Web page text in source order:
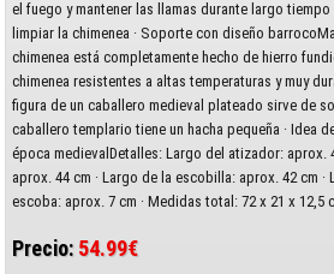
el fuego y mantener las llamas durante largo tiempo
limpiar la chimenea · Soporte con diseño
chimenea está completamente hecho de hierro
chimenea resistentes a altas temperaturas y muy
figura de un caballero medieval plateado sirve de
caballero templario tiene un hacha pequeña · Idea
época medievalDetalles: Largo del atizador: aprox.
aprox. 44 cm · Largo de la escobilla: aprox. 42 cm
escoba: aprox. 7 cm · Medidas total: 72 x 21 x 12,5
Precio: 54.99€